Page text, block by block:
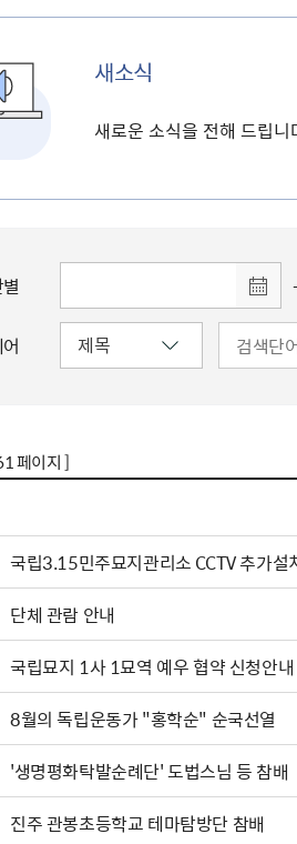
새소식
새로운 소식을 전해 드립니
페이지 ]
국립3.15민주묘지관리소 CCTV 추가설
단체 관람 안내
국립묘지 1사 1묘역 예우 협약 신청안내
8월의 독립운동가 "홍학순" 순국선열
'생명평화탁발순례단' 도법스님 등 참배
진주 관봉초등학교 테마탐방단 참배